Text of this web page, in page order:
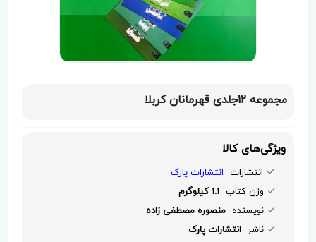
مجموعه 12جلدی قهرمانان کربلا
ویژگی‌های کالا
انتشارات انتشارات پارک
وزن کتاب 1.1 کیلوگرم
نویسنده منصوره مصطفی زاده
ناشر انتشارات پارک